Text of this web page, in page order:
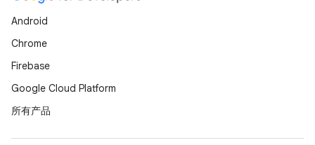
Android
Chrome
Firebase
Google Cloud Platform
所有产品